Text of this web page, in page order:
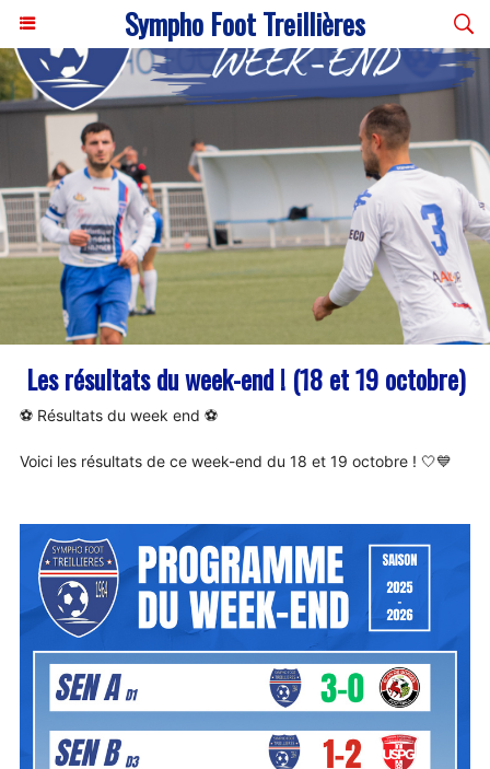
Sympho Foot Treillières
Les résultats du week-end ! (18 et 19 octobre)
⚽️ Résultats du week end ⚽️
Voici les résultats de ce week-end du 18 et 19 octobre ! 🤍💙